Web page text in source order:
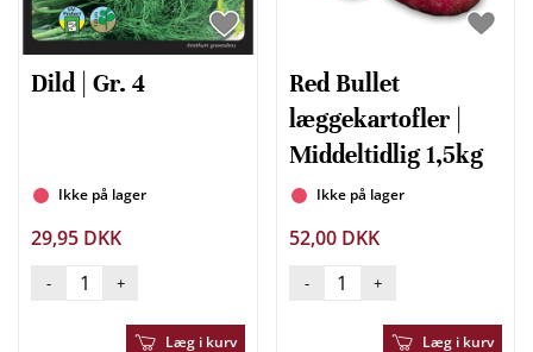
Dild | Gr. 4
Ikke på lager
29,95 DKK
- +
Læg i kurv
Red Bullet
læggekartofler |
Middeltidlig 1,5kg
Ikke på lager
52,00 DKK
- +
Læg i kurv